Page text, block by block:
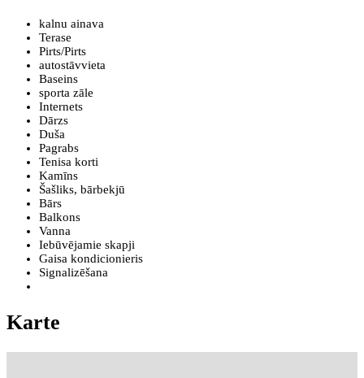
kalnu ainava
Terase
Pirts/Pirts
autostāvvieta
Baseins
sporta zāle
Internets
Dārzs
Duša
Pagrabs
Tenisa korti
Kamīns
Šašliks, bārbekjū
Bārs
Balkons
Vanna
Iebūvējamie skapji
Gaisa kondicionieris
Signalizēšana
Karte